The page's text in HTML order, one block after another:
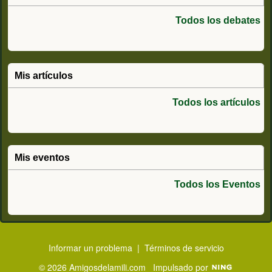
Todos los debates
Mis artículos
Todos los artículos
Mis eventos
Todos los Eventos
Informar un problema | Términos de servicio
© 2026 Amigosdelamili.com Impulsado por